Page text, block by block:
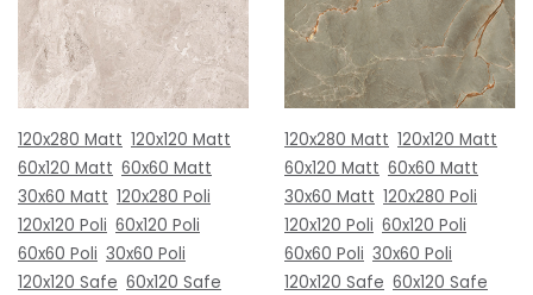
120x280 Matt 120x120 Matt
60x120 Matt 60x60 Matt
30x60 Matt 120x280 Poli
120x120 Poli 60x120 Poli
60x60 Poli 30x60 Poli
120x120 Safe 60x120 Safe
120x280 Matt 120x120 Matt
60x120 Matt 60x60 Matt
30x60 Matt 120x280 Poli
120x120 Poli 60x120 Poli
60x60 Poli 30x60 Poli
120x120 Safe 60x120 Safe